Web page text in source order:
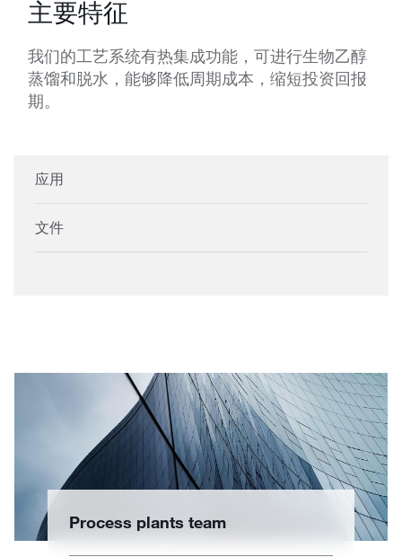
主要特征
我们的工艺系统有热集成功能，可进行生物乙醇
蒸馏和脱水，能够降低周期成本，缩短投资回报
期。
应用
文件
Process plants team